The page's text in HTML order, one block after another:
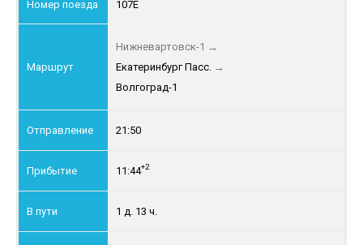
107Е
Нижневартовск-1 →
Екатеринбург Пасс. →
Волгоград-1
21:50
11:44+2
1 д. 13 ч.